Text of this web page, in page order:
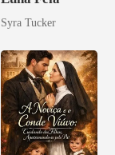
Syra Tucker